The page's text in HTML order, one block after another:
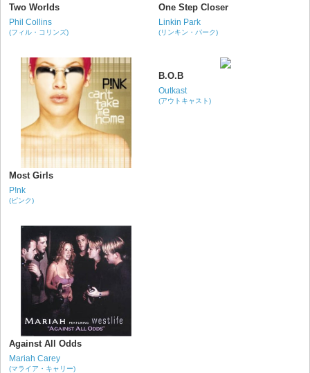
Two Worlds
Phil Collins
(フィル・コリンズ)
One Step Closer
Linkin Park
(リンキン・パーク)
Most Girls
P!nk
(ピンク)
B.O.B
Outkast
(アウトキャスト)
Against All Odds
Mariah Carey
(マライア・キャリー)